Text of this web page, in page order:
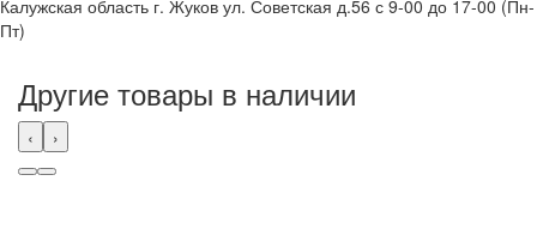
Калужская область г. Жуков ул. Советская д.56 с 9-00 до 17-00 (Пн-
Пт)
Другие товары в наличии
‹ ›